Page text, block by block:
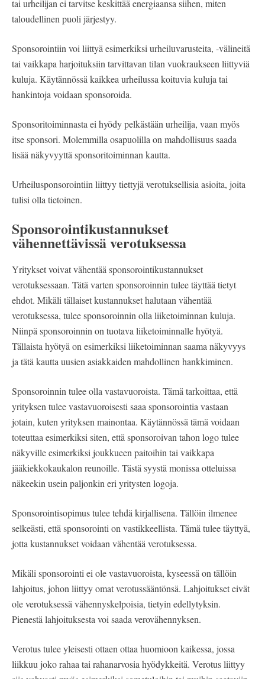
tai urheilijan ei tarvitse keskittää energiaansa siihen, miten
taloudellinen puoli järjestyy.
Sponsorointiin voi liittyä esimerkiksi urheiluvarusteita, -välineitä
tai vaikkapa harjoituksiin tarvittavan tilan vuokraukseen liittyviä
kuluja. Käytännössä kaikkea urheilussa koituvia kuluja tai
hankintoja voidaan sponsoroida.
Sponsoritoiminnasta ei hyödy pelkästään urheilija, vaan myös
itse sponsori. Molemmilla osapuolilla on mahdollisuus saada
lisää näkyvyyttä sponsoritoiminnan kautta.
Urheilusponsorointiin liittyy tiettyjä verotuksellisia asioita, joita
tulisi olla tietoinen.
Sponsorointikustannukset
vähennettävissä verotuksessa
Yritykset voivat vähentää sponsorointikustannukset
verotuksessaan. Tätä varten sponsoroinnin tulee täyttää tietyt
ehdot. Mikäli tällaiset kustannukset halutaan vähentää
verotuksessa, tulee sponsoroinnin olla liiketoiminnan kuluja.
Niinpä sponsoroinnin on tuotava liiketoiminnalle hyötyä.
Tällaista hyötyä on esimerkiksi liiketoiminnan saama näkyvyys
ja tätä kautta uusien asiakkaiden mahdollinen hankkiminen.
Sponsoroinnin tulee olla vastavuoroista. Tämä tarkoittaa, että
yrityksen tulee vastavuoroisesti saaa sponsorointia vastaan
jotain, kuten yrityksen mainontaa. Käytännössä tämä voidaan
toteuttaa esimerkiksi siten, että sponsoroivan tahon logo tulee
näkyville esimerkiksi joukkueen paitoihin tai vaikkapa
jääkiekkokaukalon reunoille. Tästä syystä monissa otteluissa
näkeekin usein paljonkin eri yritysten logoja.
Sponsorointisopimus tulee tehdä kirjallisena. Tällöin ilmenee
selkeästi, että sponsorointi on vastikkeellista. Tämä tulee täyttyä,
jotta kustannukset voidaan vähentää verotuksessa.
Mikäli sponsorointi ei ole vastavuoroista, kyseessä on tällöin
lahjoitus, johon liittyy omat verotussääntönsä. Lahjoitukset eivät
ole verotuksessä vähennyskelpoisia, tietyin edellytyksin.
Pienestä lahjoituksesta voi saada verovähennyksen.
Verotus tulee yleisesti ottaen ottaa huomioon kaikessa, jossa
liikkuu joko rahaa tai rahanarvosia hyödykkeitä. Verotus liittyy